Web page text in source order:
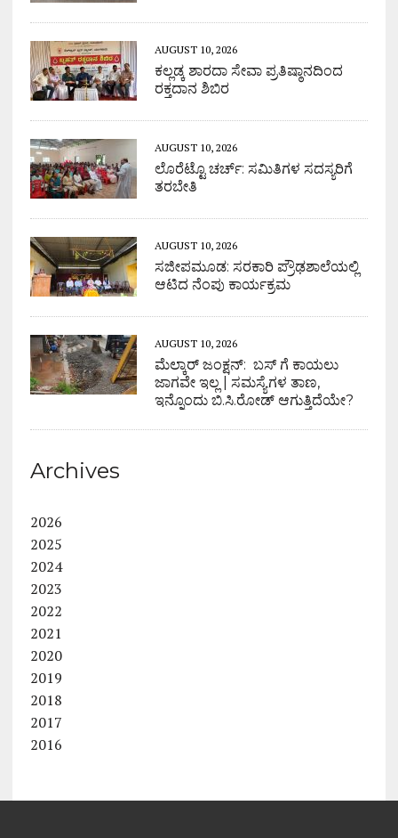
AUGUST 10, 2026
ಕಲ್ಲಡ್ಕ ಶಾರದಾ ಸೇವಾ ಪ್ರತಿಷ್ಠಾನದಿಂದ
ರಕ್ತದಾನ ಶಿಬಿರ
AUGUST 10, 2026
ಲೊರೆಟ್ಟೊ ಚರ್ಚ್: ಸಮಿತಿಗಳ ಸದಸ್ಯರಿಗೆ
ತರಬೇತಿ
AUGUST 10, 2026
ಸಜೀಪಮೂಡ: ಸರಕಾರಿ ಪ್ರೌಢಶಾಲೆಯಲ್ಲಿ
ಆಟಿದ ನೆಂಪು ಕಾರ್ಯಕ್ರಮ
AUGUST 10, 2026
ಮೆಲ್ಕಾರ್ ಜಂಕ್ಷನ್: ಬಸ್ ಗೆ ಕಾಯಲು
ಜಾಗವೇ ಇಲ್ಲ | ಸಮಸ್ಯೆಗಳ ತಾಣ,
ಇನ್ನೊಂದು ಬಿ.ಸಿ.ರೋಡ್ ಆಗುತ್ತಿದೆಯೇ?
Archives
2026
2025
2024
2023
2022
2021
2020
2019
2018
2017
2016